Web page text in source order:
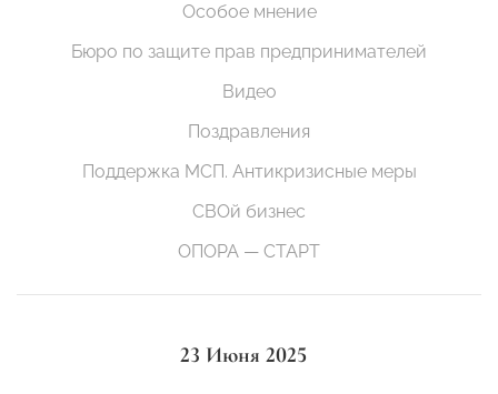
Особое мнение
Бюро по защите прав предпринимателей
Видео
Поздравления
Поддержка МСП. Антикризисные меры
СВОй бизнес
ОПОРА — СТАРТ
23 Июня 2025